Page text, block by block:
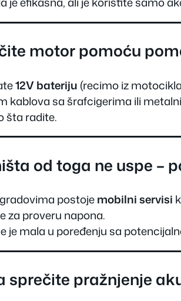
motor pomoću
12V bateriju (recimo iz
kablova sa šrafcigerima ili
šta radite.
od toga ne uspe –
postojemobilni servisi
za proveru napona.
je mala u poređenju sa
sprečite pražnjenje